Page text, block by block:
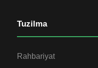
Tuzilma
Rahbariyat